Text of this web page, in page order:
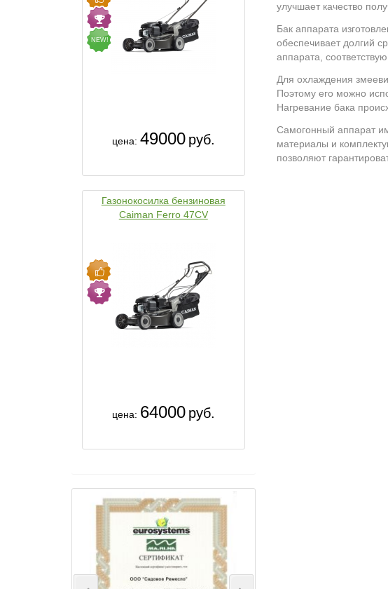
NEW!
цена: 49000 руб.
Газонокосилка бензиновая
Caiman Ferro 47CV
цена: 64000 руб.
улучшает качество
Бак аппарата
обеспечивает долгий
аппарата,
Для охлаждения
Поэтому его можно
Нагревание бака
Самогонный аппарат
материалы и
позволяют